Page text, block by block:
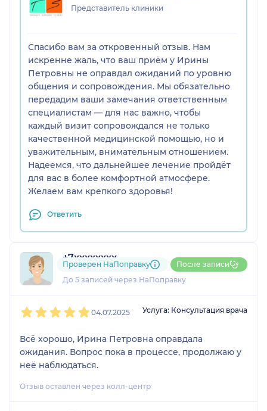
Представитель клиники
Спасибо вам за откровенный отзыв. Нам
искренне жаль, что ваш приём у Ирины
Петровны не оправдал ожиданий по уровню
общения и сопровождения. Мы обязательно
передадим ваши замечания ответственным
специалистам — для нас важно, чтобы
каждый визит сопровождался не только
качественной медицинской помощью, но и
уважительным, внимательным отношением.
Надеемся, что дальнейшее лечение пройдёт
для вас в более комфортной атмосфере.
Желаем вам крепкого здоровья!
Ответить
+7xxxxxxxx
1 отзыв
До 5 записей через НаПоправку
Проверен НаПоправку После записи
04.07.2025 Услуга: Консультация врача
Всё хорошо, Ирина Петровна оправдала
ожидания. Вопрос пока в процессе, продолжаю у
неё наблюдаться.
Отзыв оставлен через колл-центр